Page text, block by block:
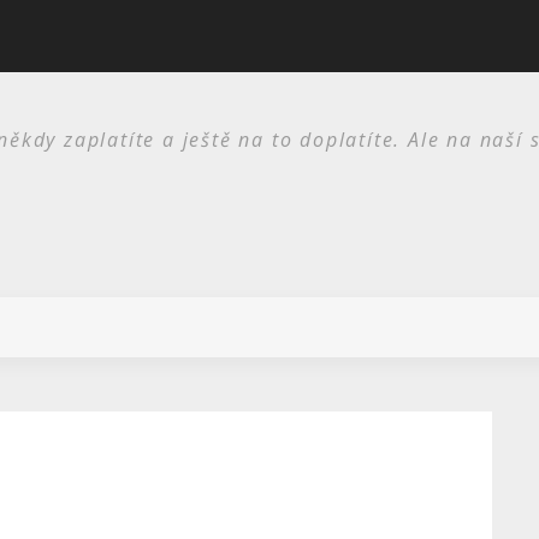
zaplatíte a ještě na to doplatíte. Ale na naší